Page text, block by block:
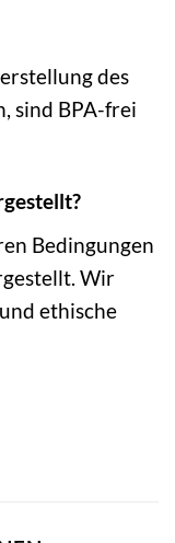
des
sind BPA-frei
Bedingungen
Wir
ethische